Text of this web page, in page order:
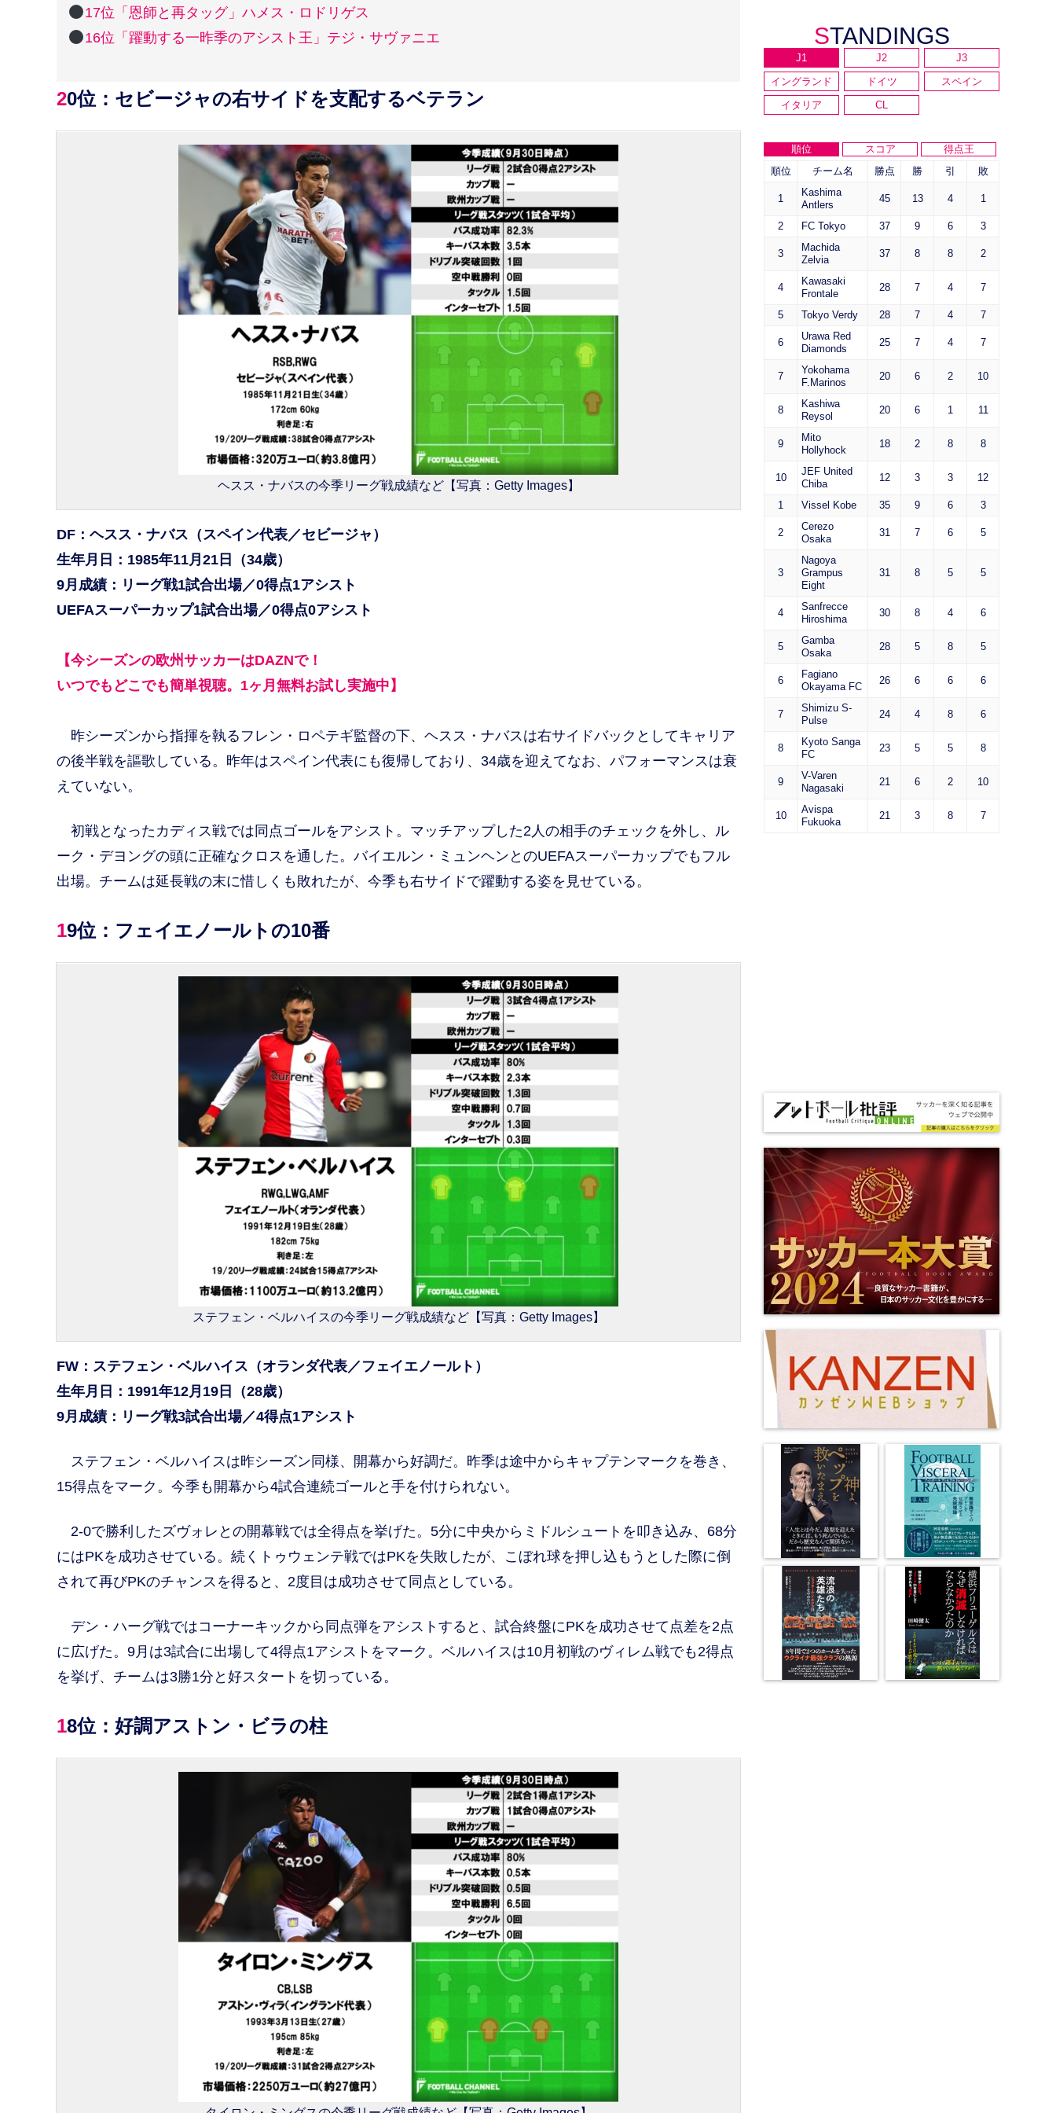
17位「恩師と再タッグ」ハメス・ロドリゲス
16位「躍動する一昨季のアシスト王」テジ・サヴァニエ
20位：セビージャの右サイドを支配するベテラン
ヘスス・ナバスの今季リーグ戦成績など【写真：Getty Images】
DF：ヘスス・ナバス（スペイン代表／セビージャ）
生年月日：1985年11月21日（34歳）
9月成績：リーグ戦1試合出場／0得点1アシスト
UEFAスーパーカップ1試合出場／0得点0アシスト
【今シーズンの欧州サッカーはDAZNで！
いつでもどこでも簡単視聴。1ヶ月無料お試し実施中】
昨シーズンから指揮を執るフレン・ロペテギ監督の下、ヘスス・ナバスは右サイドバックとしてキャリア
の後半戦を謳歌している。昨年はスペイン代表にも復帰しており、34歳を迎えてなお、パフォーマンスは衰
えていない。
初戦となったカディス戦では同点ゴールをアシスト。マッチアップした2人の相手のチェックを外し、ル
ーク・デヨングの頭に正確なクロスを通した。バイエルン・ミュンヘンとのUEFAスーパーカップでもフル
出場。チームは延長戦の末に惜しくも敗れたが、今季も右サイドで躍動する姿を見せている。
19位：フェイエノールトの10番
ステフェン・ベルハイスの今季リーグ戦成績など【写真：Getty Images】
FW：ステフェン・ベルハイス（オランダ代表／フェイエノールト）
生年月日：1991年12月19日（28歳）
9月成績：リーグ戦3試合出場／4得点1アシスト
ステフェン・ベルハイスは昨シーズン同様、開幕から好調だ。昨季は途中からキャプテンマークを巻き、
15得点をマーク。今季も開幕から4試合連続ゴールと手を付けられない。
2-0で勝利したズヴォレとの開幕戦では全得点を挙げた。5分に中央からミドルシュートを叩き込み、68分
にはPKを成功させている。続くトゥウェンテ戦ではPKを失敗したが、こぼれ球を押し込もうとした際に倒
されて再びPKのチャンスを得ると、2度目は成功させて同点としている。
デン・ハーグ戦ではコーナーキックから同点弾をアシストすると、試合終盤にPKを成功させて点差を2点
に広げた。9月は3試合に出場して4得点1アシストをマーク。ベルハイスは10月初戦のヴィレム戦でも2得点
を挙げ、チームは3勝1分と好スタートを切っている。
18位：好調アストン・ビラの柱
STANDINGS
J1 J2
J3
イングランド
ドイツ
スペイン
イタリア
CL
順位 スコア
得点王
順位
チーム名 勝点 勝 引 敗
1
Kashima
Antlers
45 13 4 1
2 FC Tokyo 37 9 6 3
3
Machida
Zelvia
37 8 8 2
4
Kawasaki
Frontale
28 7 4 7
5 Tokyo Verdy 28 7 4 7
6
Urawa Red
Diamonds
25 7 4 7
7
Yokohama
F.Marinos
20 6 2 10
8
Kashiwa
Reysol
20 6 1 11
9
Mito
Hollyhock
18 2 8 8
10
JEF United
Chiba
12 3 3 12
1 Vissel Kobe 35 9 6 3
2
Cerezo
Osaka
31 7 6 5
3
Nagoya
Grampus
Eight
31 8 5 5
4
Sanfrecce
Hiroshima
30 8 4 6
5
Gamba
Osaka
28 5 8 5
6
Fagiano
Okayama FC
26 6 6 6
7
Shimizu S-
Pulse
24 4 8 6
8
Kyoto Sanga
FC
23 5 5 8
9
V-Varen
Nagasaki
21 6 2 10
10
Avispa
Fukuoka
21 3 8 7